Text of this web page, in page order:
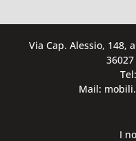
Via Cap. Alessio, 148,
Mail:
I